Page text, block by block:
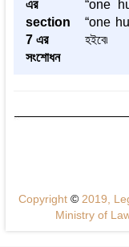
এর
section
7 এর
সংশোধন
“one
“one
হইবে৷
Copyright ©2019,
Ministry of